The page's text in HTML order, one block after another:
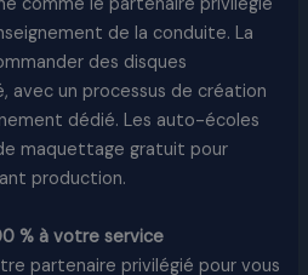
comme le partenaire privilégié
de la conduite. La
des disques
avec un processus de création
dédié. Les auto-écoles
maquettage gratuit pour
production.
% à votre service
partenaire privilégié pour vous